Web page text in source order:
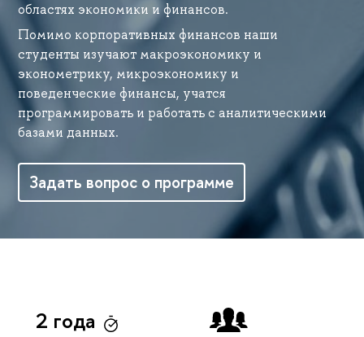
областях экономики и финансов.
Помимо корпоративных финансов наши
студенты изучают макроэкономику и
эконометрику, микроэкономику и
поведенческие финансы, учатся
программировать и работать с аналитическими
базами данных.
Задать вопрос о программе
2 года